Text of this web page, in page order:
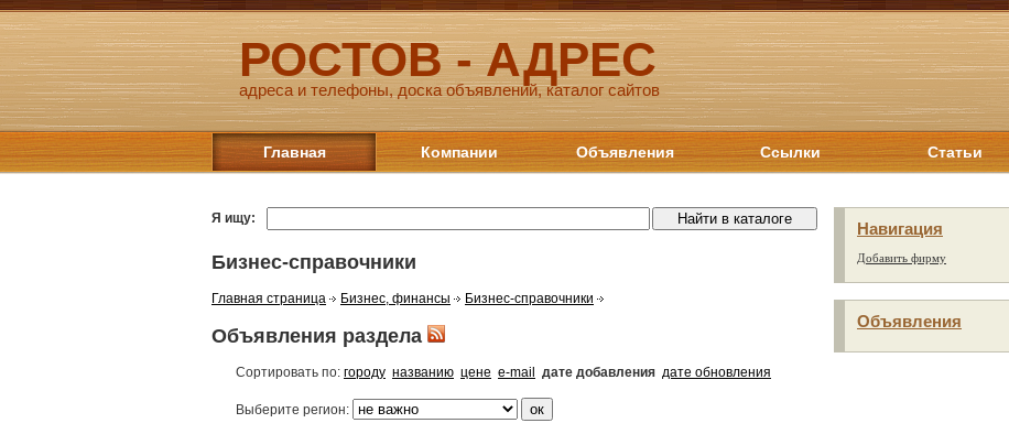
РОСТОВ - АДРЕС
адреса и телефоны, доска объявлений, каталог сайтов
Главная Компании Объявления Ссылки Статьи
Я ищу:
Бизнес-справочники
Главная страница Бизнес, финансы Бизнес-справочники
Объявления раздела
Сортировать по: городу названию цене e-mail дате добавления дате обновления
Выберите регион:
Навигация
Добавить фирму
Объявления